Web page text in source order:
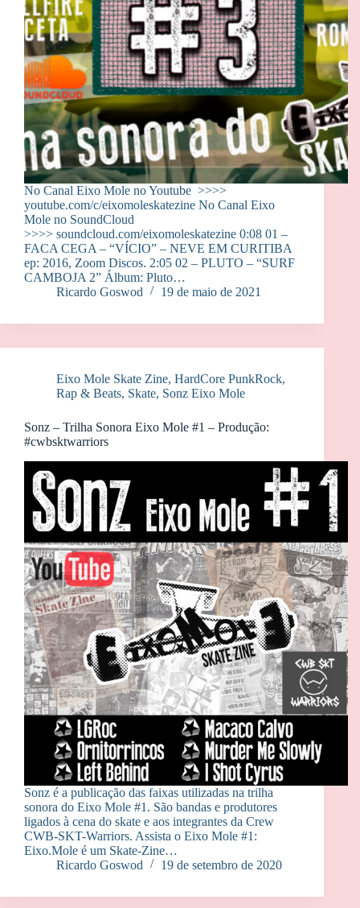
No Canal Eixo Mole no Youtube >>>>
youtube.com/c/eixomoleskatezine No Canal Eixo
Mole no SoundCloud
>>>> soundcloud.com/eixomoleskatezine 0:08 01 –
FACA CEGA – “VÍCIO” – NEVE EM CURITIBA
ep: 2016, Zoom Discos. 2:05 02 – PLUTO – “SURF
CAMBOJA 2” Álbum: Pluto…
Ricardo Goswod
19 de maio de 2021
Eixo Mole Skate Zine, HardCore PunkRock,
Rap & Beats, Skate, Sonz Eixo Mole
Sonz – Trilha Sonora Eixo Mole #1 – Produção:
#cwbsktwarriors
Sonz é a publicação das faixas utilizadas na trilha
sonora do Eixo Mole #1. São bandas e produtores
ligados à cena do skate e aos integrantes da Crew
CWB-SKT-Warriors. Assista o Eixo Mole #1:
Eixo.Mole é um Skate-Zine…
Ricardo Goswod
19 de setembro de 2020